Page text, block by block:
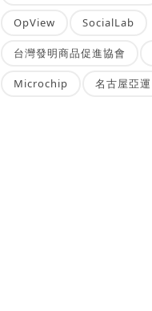
OpView SocialLab
台灣發明商品促進協會
Microchip 名古屋亞運